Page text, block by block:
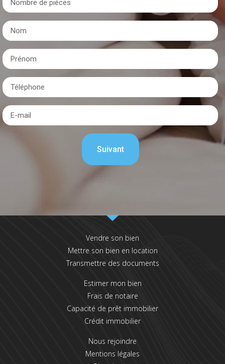
Vendre son bien
Mettre son bien en location
Transmettre des documents
Estimer mon bien
Frais de notaire
Capacité de prêt immobilier
Crédit immobilier
Nous rejoindre
Mentions légales